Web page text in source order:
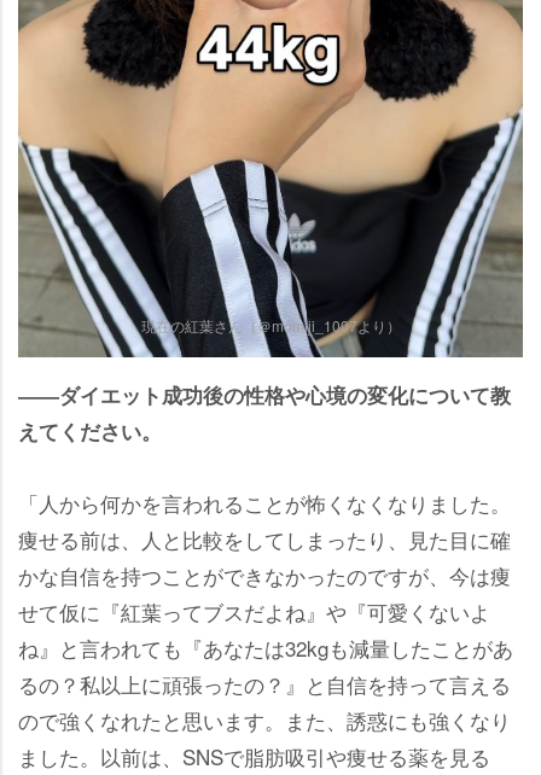
現在の紅葉さん（＠momiji_1007より）
――ダイエット成功後の性格や心境の変化について教
えてください。
「人から何かを言われることが怖くなくなりました。
痩せる前は、人と比較をしてしまったり、見た目に確
かな自信を持つことができなかったのですが、今は痩
せて仮に『紅葉ってブスだよね』や『可愛くないよ
ね』と言われても『あなたは32kgも減量したことがあ
るの？私以上に頑張ったの？』と自信を持って言える
ので強くなれたと思います。また、誘惑にも強くなり
ました。以前は、SNSで脂肪吸引や痩せる薬を見る